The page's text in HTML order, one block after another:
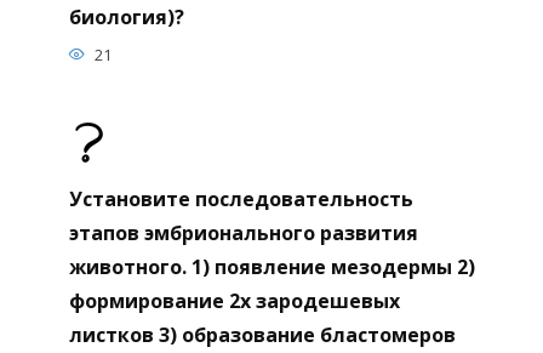
биология)?
21
Установите последовательность
этапов эмбрионального развития
животного. 1) появление мезодермы 2)
формирование 2х зародешевых
листков 3) образование бластомеров